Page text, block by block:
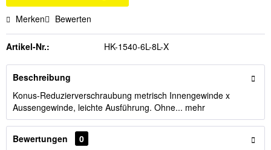
Merken Bewerten
Artikel-Nr.: HK-1540-6L-8L-X
Beschreibung
Konus-Reduzierverschraubung metrisch Innengewinde x
Aussengewinde, leichte Ausführung. Ohne... mehr
Bewertungen
0